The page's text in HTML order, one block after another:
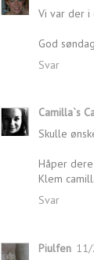
Vi var der i
God
Svar
Camilla`s
Skulle
Håper
Klem
Svar
Piulfen